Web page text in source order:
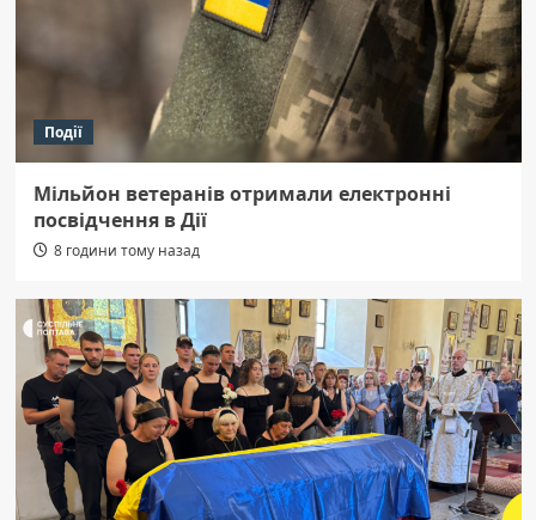
Події
Мільйон ветеранів отримали електронні
посвідчення в Дії
8 години тому назад